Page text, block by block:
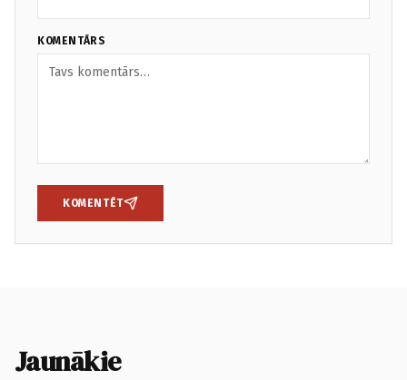
KOMENTĀRS
KOMENTĒT
Jaunākie